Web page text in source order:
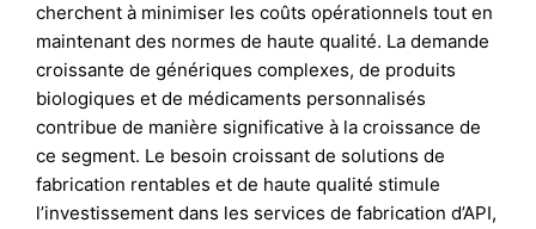
cherchent à minimiser les coûts opérationnels tout en
maintenant des normes de haute qualité. La demande
croissante de génériques complexes, de produits
biologiques et de médicaments personnalisés
contribue de manière significative à la croissance de
ce segment. Le besoin croissant de solutions de
fabrication rentables et de haute qualité stimule
l’investissement dans les services de fabrication d’API,